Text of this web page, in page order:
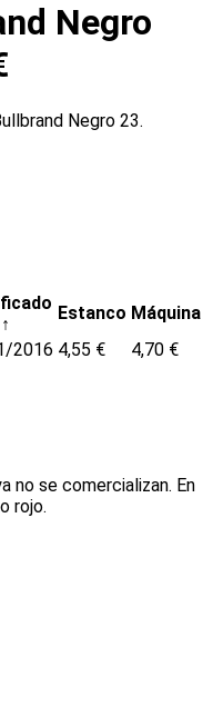
Negro
Negro 23.
↑
Estanco Máquina
2016 4,55 € 4,70 €
no se comercializan. En
rojo.